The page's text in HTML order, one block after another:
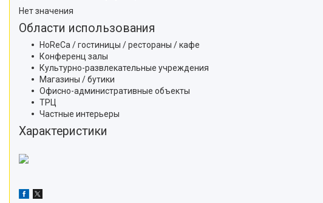
Нет значения
Области использования
HoReCa / гостиницы / рестораны / кафе
Конференц залы
Культурно-развлекательные учреждения
Магазины / бутики
Офисно-административные объекты
ТРЦ
Частные интерьеры
Характеристики